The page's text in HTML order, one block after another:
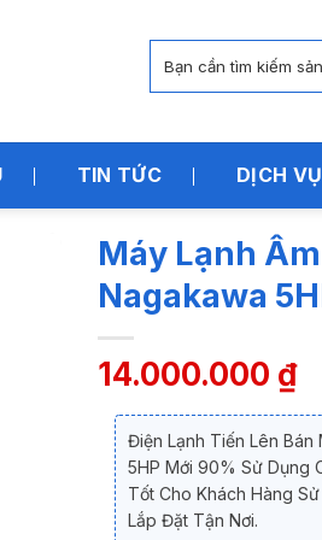
kiếm:
TIN TỨC DỊCH VỤ
Máy Lạnh
Nagakawa
14.000.000 ₫
Điện Lạnh Tiến Lên Bán
5HP Mới 90% Sử Dụng
Tốt Cho Khách Hàng
Lắp Đặt Tận Nơi.